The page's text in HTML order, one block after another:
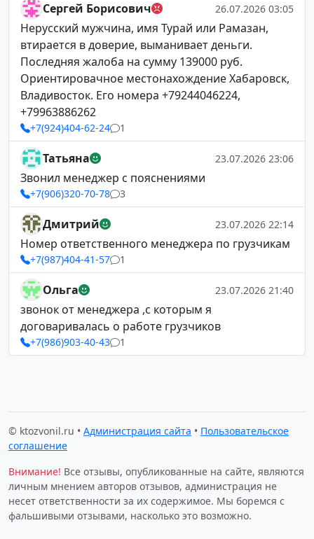
Сергей Борисович 26.07.2026 03:05
Нерусский мужчина, имя Турай или Рамазан,
втирается в доверие, выманивает деньги.
Последняя жалоба на сумму 139000 руб.
Ориентировачное местонахождение Хабаровск,
Владивосток. Его номера +79244046224,
+79963886262
+7(924)404-62-24 1
Татьяна 23.07.2026 23:06
Звонил менеджер с пояснениями
+7(906)320-70-78 3
Дмитрий 23.07.2026 22:14
Номер ответственного менеджера по грузчикам
+7(987)404-41-57 1
Ольга 23.07.2026 21:40
звонок от менеджера ,с которым я
договаривалась о работе грузчиков
+7(986)903-40-43 1
© ktozvonil.ru • Администрация сайта • Пользовательское
соглашение
Внимание! Все отзывы, опубликованные на сайте, являются
личным мнением авторов отзывов, администрация не
несет ответственности за их содержимое. Мы боремся с
фальшивыми отзывами, насколько это возможно.